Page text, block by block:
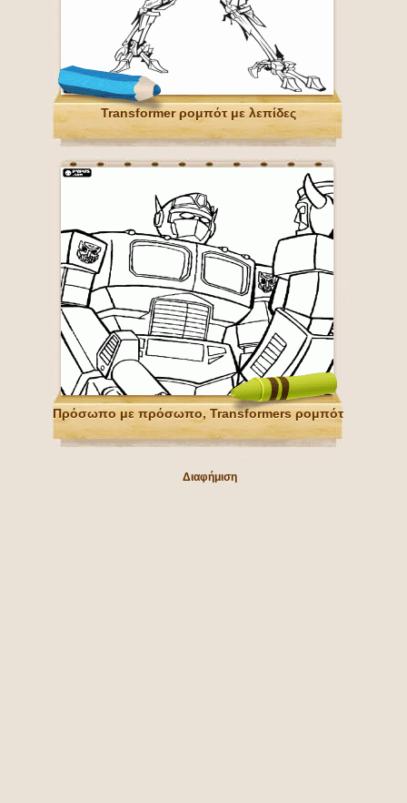
Transformer ρομπότ με λεπίδες
Πρόσωπο με πρόσωπο, Transformers ρομπότ
Διαφήμιση